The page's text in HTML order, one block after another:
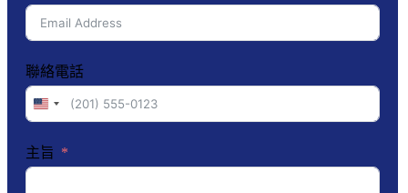
聯絡電話
United
States
主旨